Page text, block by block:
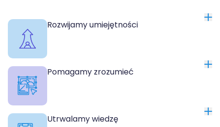
Rozwijamy umiejętności
Pomagamy zrozumieć
Utrwalamy wiedzę